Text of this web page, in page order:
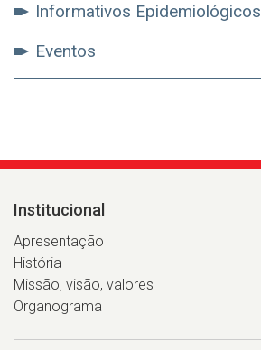
Informativos Epidemiológicos
Eventos
Institucional
Apresentação
História
Missão, visão, valores
Organograma